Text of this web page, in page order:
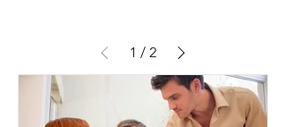
1 / 2